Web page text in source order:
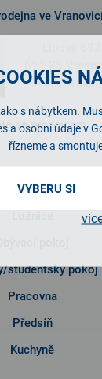
s nábytkem.
a osobní údaje v
řízneme a
VYBERU SI
ve
691 25
Česká
se prodejcem
studentský pokoj
Pracovna
Předsíň
Kuchyně